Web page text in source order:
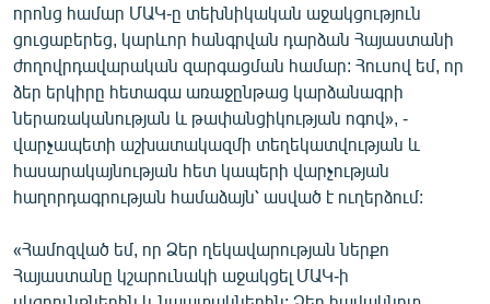
English
Русский
ՀԵՏԵՎԵՔ ՄԵԶ
«Ազատության» բոլոր կայքերը
որոնց համար ՄԱԿ-ը տեխնիկական աջակցություն
ցուցաբերեց, կարևոր հանգրվան դարձան Հայաստանի
ժողովրդավարական զարգացման համար: Հուսով եմ, որ
ձեր երկիրը հետագա առաջընթաց կարձանագրի
ներառականության և թափանցիկության ոգով», -
վարչապետի աշխատակազմի տեղեկատվության և
հասարակայնության հետ կապերի վարչության
հաղորդագրության համաձայն՝ ասված է ուղերձում:
«Համոզված եմ, որ Ձեր ղեկավարության ներքո
Հայաստանը կշարունակի աջակցել ՄԱԿ-ի